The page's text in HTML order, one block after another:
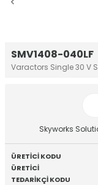
SMV1408-040LF
Varactors Single 30 V
Skyworks
ÜRETİCİ KODU
ÜRETİCİ
TEDARİKÇİ KODU